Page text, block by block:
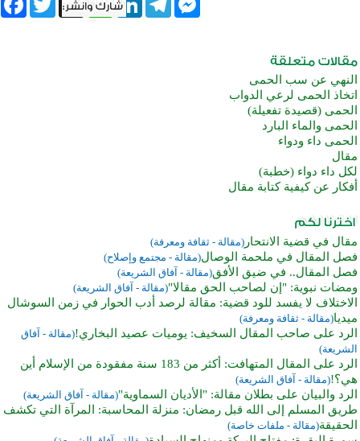
النهي عن سب الحمى
اتخاذ الحمى لرعي الدواب
الحمى (قصيدة تفعيلة)
الحمى والماء البارد
الحمى داء ودواء
مقال
لكل داء دواء (خطبة)
أفكار عن كيفية كتابة مقال
مقال في قضية الانتحار (مقالة - ثقافة ومعرفة)
فصل المقال في ملحمة الوصال(مقالة - مجتمع وإصلاح)
فصل المقال.. في ضيق الأفق(مقالة - آفاق الشريعة)
ومضات نبوية: "إن لصاحب الحق مقالا"(مقالة - آفاق الشريعة)
الاختلاف لا يفسد للود قضية: مقالة لرصد أدب الحوار في زمن السوشال
ميديا(مقالة - ثقافة ومعرفة)
الرد على صاحب المقال السخيف: يوميات عصيد البخاري!(مقالة - آفاق
الشريعة)
الرد على المقال المتهافت: أكثر من 183 سنة مفقودة من الإسلام أين
هي؟!(مقالة - آفاق الشريعة)
الرد والبيان على بطلان مقالة: "الأديان السماوية"(مقالة - آفاق الشريعة)
طريق المسلم إلى الله قبل رمضان: منزلة المحاسبة: المرآة التي تكشف
الحقيقة(مقالة - ملفات خاصة)